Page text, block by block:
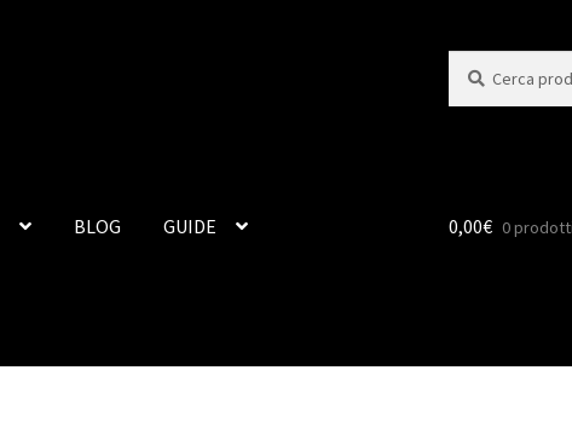
BLOG GUIDE 0,00€ 0 prodotti